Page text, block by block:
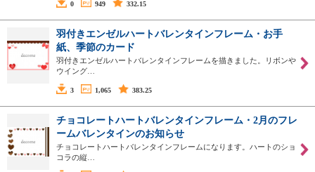
0 949 332.15
羽付きエンゼルハートバレンタインフレーム・お手
紙、季節のカード
羽付きエンゼルハートバレンタインフレームを描きました。リボンや
ウイング…
3 1,065 383.25
チョコレートハートバレンタインフレーム・2月のフレ
ームバレンタインのお知らせ
チョコレートハートバレンタインフレームになります。ハートのショ
コラの縦…